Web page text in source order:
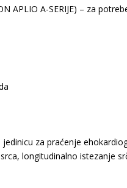
APLIO A-SERIJE) – za
za praćenje
longitudinalno istezanje